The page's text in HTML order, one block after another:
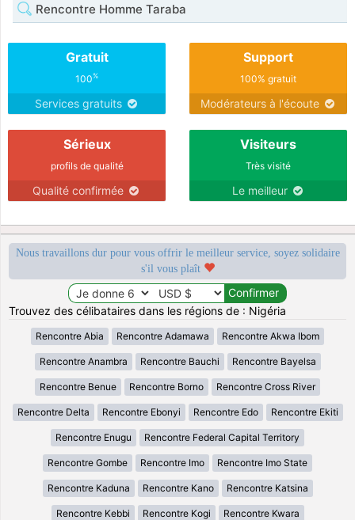
Rencontre Homme Taraba
Gratuit
100%
Services gratuits
Support
100% gratuit
Modérateurs à l'écoute
Sérieux
profils de qualité
Qualité confirmée
Visiteurs
Très visité
Le meilleur
Nous travaillons dur pour vous offrir le meilleur service, soyez solidaire
s'il vous plaît
Trouvez des célibataires dans les régions de : Nigéria
Rencontre Abia Rencontre Adamawa Rencontre Akwa Ibom
Rencontre Anambra Rencontre Bauchi Rencontre Bayelsa
Rencontre Benue Rencontre Borno Rencontre Cross River
Rencontre Delta Rencontre Ebonyi Rencontre Edo Rencontre Ekiti
Rencontre Enugu Rencontre Federal Capital Territory
Rencontre Gombe Rencontre Imo Rencontre Imo State
Rencontre Kaduna Rencontre Kano Rencontre Katsina
Rencontre Kebbi Rencontre Kogi Rencontre Kwara